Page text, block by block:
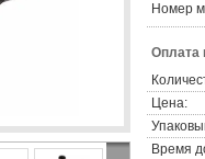
Номер
Оплата
Цена:
Время